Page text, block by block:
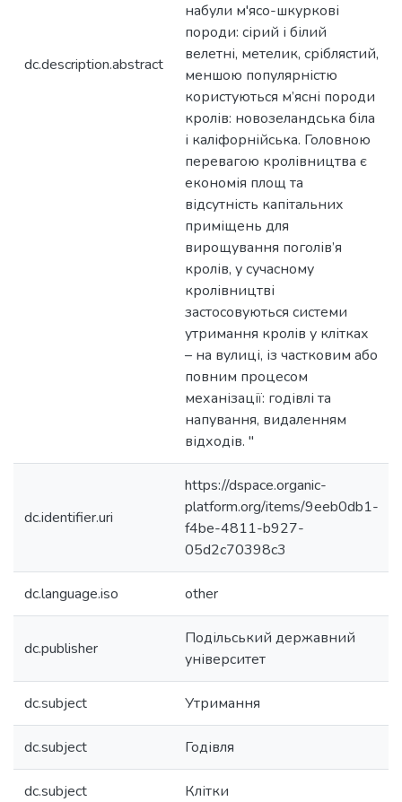
dc.description.abstract
набули м'ясо-шкуркові
породи: сірий і білий
велетні, метелик, сріблястий,
меншою популярністю
користуються м’ясні породи
кролів: новозеландська біла
і каліфорнійська. Головною
перевагою кролівництва є
економія площ та
відсутність капітальних
приміщень для
вирощування поголів’я
кролів, у сучасному
кролівництві
застосовуються системи
утримання кролів у клітках
– на вулиці, із частковим або
повним процесом
механізації: годівлі та
напування, видаленням
відходів. "
dc.identifier.uri
https://dspace.organic-
platform.org/items/9eeb0db1-
f4be-4811-b927-
05d2c70398c3
dc.language.iso other
dc.publisher
Подільський державний
університет
dc.subject Утримання
dc.subject Годівля
dc.subject Клітки